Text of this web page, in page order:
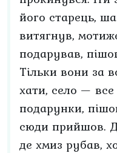
його старець,
витягнув,
подарував,
Тільки вони за
хати, село —
подарунки,
сюди прийшов.
де хмиз рубав,